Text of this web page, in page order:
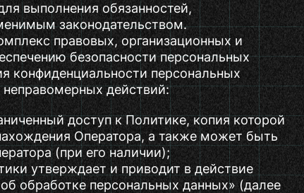
выполнения обязанностей,
законодательством.
правовых, организационных и
безопасности персональных
конфиденциальности персональных
действий:
доступ к Политике, копия которой
Оператора, а также может быть
(при его наличии);
утверждает и приводит в действие
обработке персональных данных» (далее